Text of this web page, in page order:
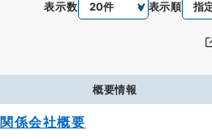
表示数 表示順
概要情報
係会社概要